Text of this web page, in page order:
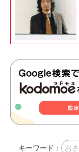
キーワード： お